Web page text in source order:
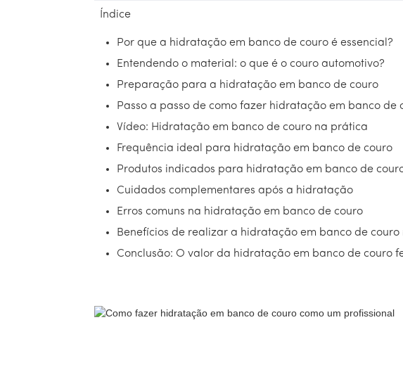
Índice
Por que a hidratação em banco de couro é essencial?
Entendendo o material: o que é o couro automotivo?
Preparação para a hidratação em banco de couro
Passo a passo de como fazer hidratação em banco de
Vídeo: Hidratação em banco de couro na prática
Frequência ideal para hidratação em banco de couro
Produtos indicados para hidratação em banco de
Cuidados complementares após a hidratação
Erros comuns na hidratação em banco de couro
Benefícios de realizar a hidratação em banco de
Conclusão: O valor da hidratação em banco de couro